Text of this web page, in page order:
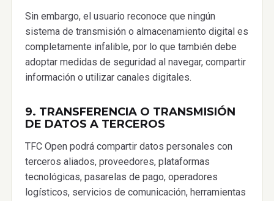
Sin embargo, el usuario reconoce que ningún
sistema de transmisión o almacenamiento digital es
completamente infalible, por lo que también debe
adoptar medidas de seguridad al navegar, compartir
información o utilizar canales digitales.
9. TRANSFERENCIA O TRANSMISIÓN
DE DATOS A TERCEROS
TFC Open podrá compartir datos personales con
terceros aliados, proveedores, plataformas
tecnológicas, pasarelas de pago, operadores
logísticos, servicios de comunicación, herramientas